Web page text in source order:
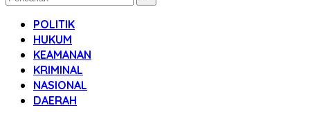
POLITIK
HUKUM
KEAMANAN
KRIMINAL
NASIONAL
DAERAH